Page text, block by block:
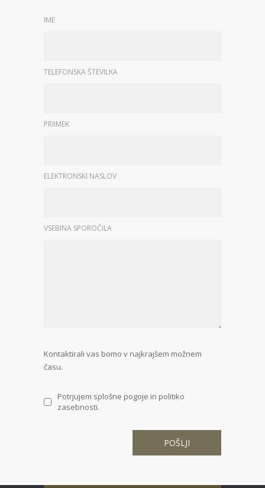
IME
TELEFONSKA ŠTEVILKA
PRIIMEK
ELEKTRONSKI NASLOV
VSEBINA SPOROČILA
Kontaktirali vas bomo v najkrajšem možnem
času.
Potrjujem splošne pogoje in politiko
zasebnosti.